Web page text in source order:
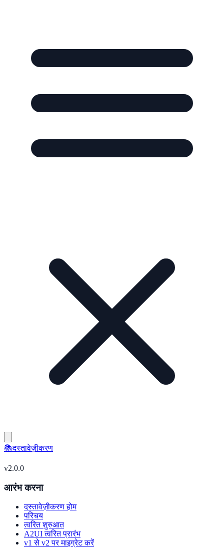
📚दस्तावेज़ीकरण
v2.0.0
आरंभ करना
दस्तावेज़ीकरण होम
परिचय
त्वरित शुरुआत
A2UI त्वरित प्रारंभ
v1 से v2 पर माइग्रेट करें